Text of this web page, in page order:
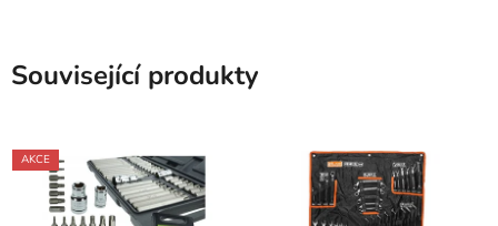
Související produkty
AKCE